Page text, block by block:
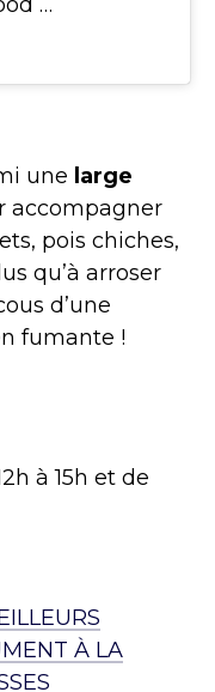
une large
accompagner
pois chiches,
qu’à arroser
d’une
fumante !
à 15h et de
À LA